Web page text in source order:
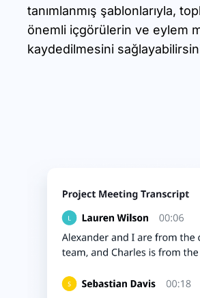
tanımlanmış şablonlarıyla,
önemli içgörülerin ve eylem
kaydedilmesini